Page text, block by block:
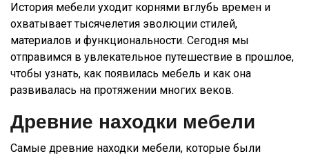
История мебели уходит корнями вглубь времен и
охватывает тысячелетия эволюции стилей,
материалов и функциональности. Сегодня мы
отправимся в увлекательное путешествие в прошлое,
чтобы узнать, как появилась мебель и как она
развивалась на протяжении многих веков.
Древние находки мебели
Самые древние находки мебели, которые были